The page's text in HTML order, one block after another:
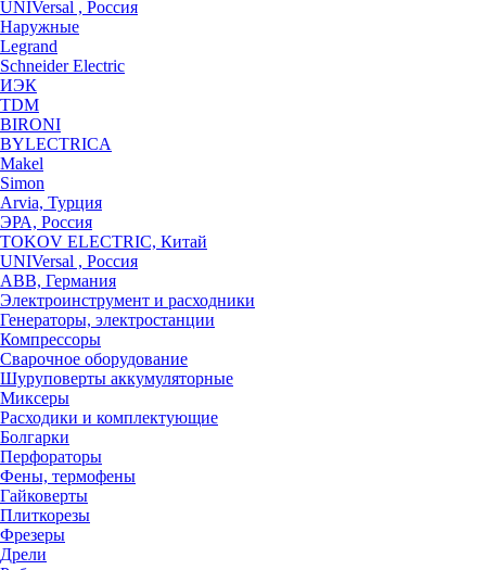
UNIVersal , Россия
Наружные
Legrand
Schneider Electric
ИЭК
TDM
BIRONI
BYLECTRICA
Makel
Simon
Arvia, Турция
ЭРА, Россия
TOKOV ELECTRIC, Китай
UNIVersal , Россия
ABB, Германия
Электроинструмент и расходники
Генераторы, электростанции
Компрессоры
Сварочное оборудование
Шуруповерты аккумуляторные
Миксеры
Расходики и комплектующие
Болгарки
Перфораторы
Фены, термофены
Гайковерты
Плиткорезы
Фрезеры
Дрели